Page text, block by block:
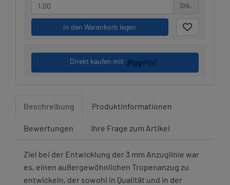
Stk.
in den Warenkorb legen
Direkt kaufen mit
Beschreibung Produktinformationen
Bewertungen Ihre Frage zum Artikel
Ziel bei der Entwicklung der 3 mm Anzuglinie war
es, einen außergewöhnlichen Tropenanzug zu
entwickeln, der sowohl in Qualität und in der